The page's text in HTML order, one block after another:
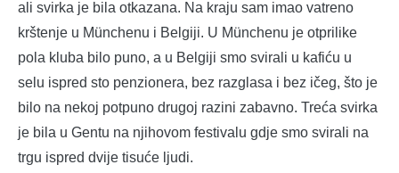
ali svirka je bila otkazana. Na kraju sam imao vatreno
krštenje u Münchenu i Belgiji. U Münchenu je otprilike
pola kluba bilo puno, a u Belgiji smo svirali u kafiću u
selu ispred sto penzionera, bez razglasa i bez ičeg, što je
bilo na nekoj potpuno drugoj razini zabavno. Treća svirka
je bila u Gentu na njihovom festivalu gdje smo svirali na
trgu ispred dvije tisuće ljudi.